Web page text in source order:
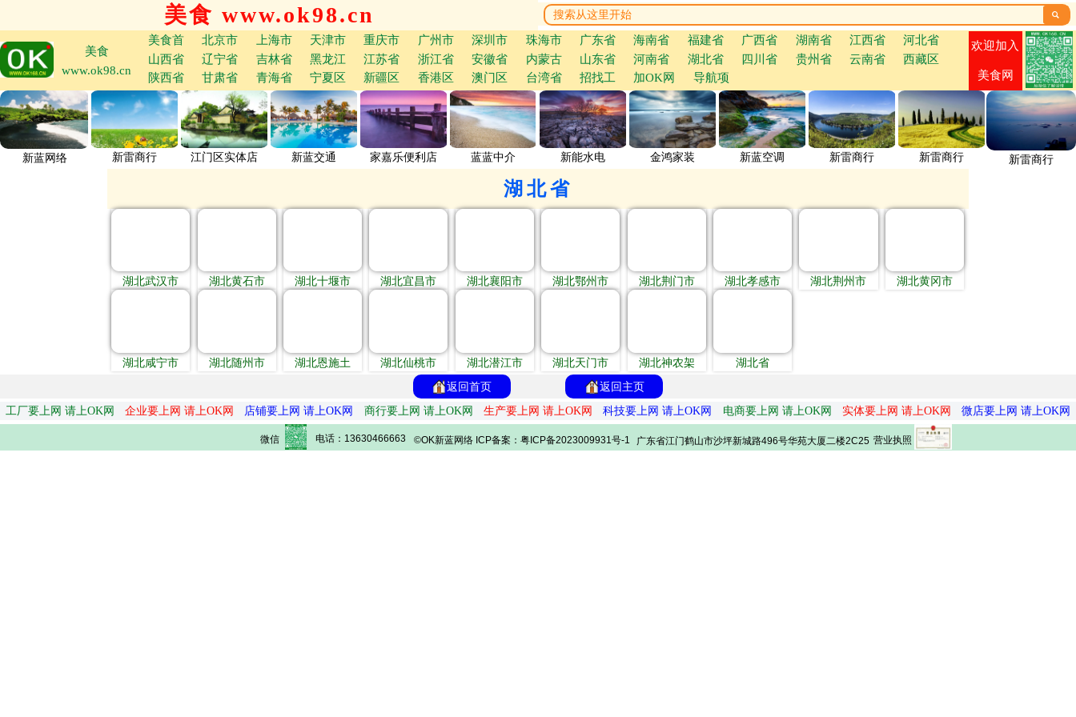
美食 www.ok98.cn 
美食
www.ok98.cn
美食首 北京市 上海市 天津市 重庆市 广州市 深圳市 珠海市 广东省 海南省 福建省 广西省 湖南省 江西省
河北省
山西省
辽宁省 吉林省 黑龙江 江苏省 浙江省 安徽省 内蒙古 山东省 河南省 湖北省 四川省 贵州省 云南省
西藏区
陕西省
甘肃省 青海省 宁夏区 新疆区 香港区 澳门区 台湾省 招找工 加OK网 导航项
欢迎加入
美食网
新蓝网络 新雷商行 江门区实体店 新蓝交通 家嘉乐便利店 蓝蓝中介 新能水电 金鸿家装 新蓝空调 新雷商行 新雷商行 新雷商行
湖北省
湖北武汉市 湖北黄石市 湖北十堰市 湖北宜昌市 湖北襄阳市 湖北鄂州市 湖北荆门市 湖北孝感市 湖北荆州市 湖北黄冈市
湖北咸宁市 湖北随州市 湖北恩施土 湖北仙桃市 湖北潜江市 湖北天门市 湖北神农架
湖北省
返回首页
返回主页
工厂要上网 请上OK网
企业要上网 请上OK网 店铺要上网 请上OK网 商行要上网 请上OK网 生产要上网 请上OK网 科技要上网 请上OK网 电商要上网 请上OK网 实体要上网 请上OK网 微店要上网 请上OK网
微信 电话：13630466663 ©OK新蓝网络 ICP备案：粤ICP备2023009931号-1 广东省江门鹤山市沙坪新城路496号华苑大厦二楼2C25 营业执照